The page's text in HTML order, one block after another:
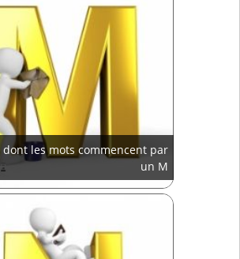
dont les mots commencent par
un M